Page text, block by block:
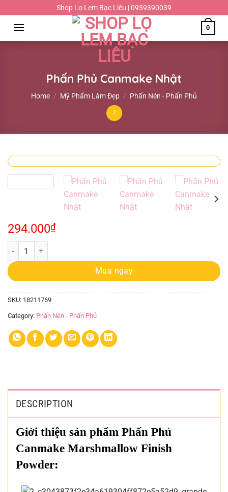
đến
dung
Shop Lọ Lem Bạc Liêu | 0939390039
0
Phấn Phủ Canmake Nhật
Home / Mỹ Phẩm Làm Đẹp / Phấn Nén - Phấn Phủ
294.000₫
Phấn Phủ Canmake Nhật quantity
Mua ngay
SKU: 18211769
Category: Phấn Nén - Phấn Phủ
DESCRIPTION
Giới thiệu sản phẩm Phấn Phủ
Canmake Marshmallow Finish
Powder: